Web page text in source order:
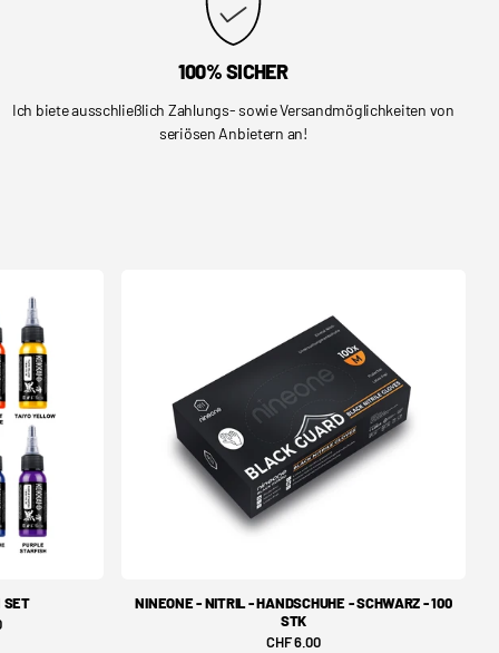
100% SICHER
Ich biete ausschließlich Zahlungs- sowie Versandmöglichkeiten von
seriösen Anbietern an!
SET
NINEONE - NITRIL - HANDSCHUHE - SCHWARZ - 100
STK
CHF 6.00